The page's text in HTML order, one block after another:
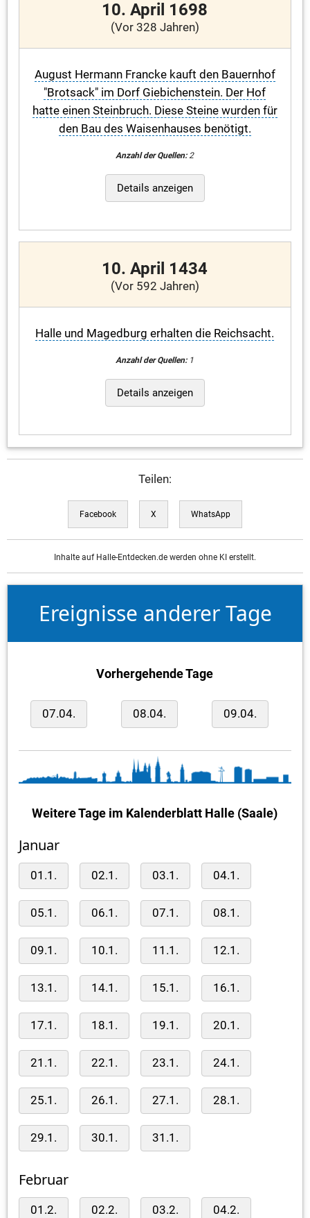
10. April 1698
(Vor 328 Jahren)
August Hermann Francke kauft den Bauernhof
"Brotsack" im Dorf Giebichenstein. Der Hof
hatte einen Steinbruch. Diese Steine wurden für
den Bau des Waisenhauses benötigt.
Anzahl der Quellen:2
Details anzeigen
10. April 1434
(Vor 592 Jahren)
Halle und Magedburg erhalten die Reichsacht.
Anzahl der Quellen:1
Details anzeigen
Teilen:
Facebook X WhatsApp
Inhalte auf Halle-Entdecken.de werden ohne KI erstellt.
Ereignisse anderer Tage
Vorhergehende Tage
07.04. 08.04. 09.04.
Weitere Tage im Kalenderblatt Halle (Saale)
Januar
01.1. 02.1. 03.1. 04.1.
05.1. 06.1. 07.1. 08.1.
09.1. 10.1. 11.1. 12.1.
13.1. 14.1. 15.1. 16.1.
17.1. 18.1. 19.1. 20.1.
21.1. 22.1. 23.1. 24.1.
25.1. 26.1. 27.1. 28.1.
29.1. 30.1. 31.1.
Februar
01.2. 02.2. 03.2. 04.2.